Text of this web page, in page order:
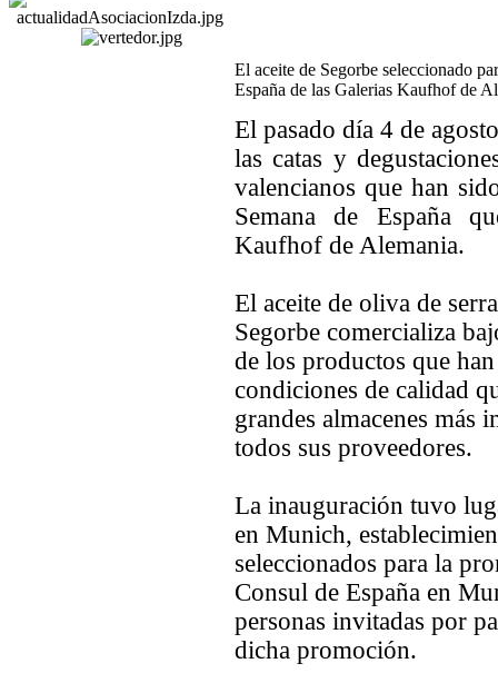
El aceite de Segorbe seleccionado
España de las Galerias Kaufhof de
El pasado día 4 de
las catas y
valencianos que han
Semana de España
Kaufhof de Alemania.
El aceite de oliva de
Segorbe comercializa
de los productos que
condiciones de calidad
grandes almacenes más
todos sus proveedores.
La inauguración tuvo
en Munich,
seleccionados para la
Consul de España en
personas invitadas por
dicha promoción.